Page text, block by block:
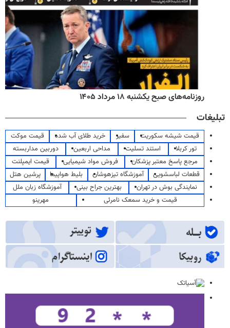
روزنامه‌های صبح یکشنبه ۱۸ مرداد ۱۴۰۵
تبلیغات
قیمت شیشه سکوریت سفیر خرید طلای آب شده
قیمت موکت
تور کربلا
استند تسلیت مداحی اربعین
دوربین مداربسته
مرجع پاسخ معتبر پزشکان
فروش مواد شیمیایی
قیمت ایمپلنت
قطعات لباسشویی
آموزشگاه تیزهوشان بلیط هواپیما
پرشین هتل
نمایندگی بوش در تهران
بهترین جراح بینی
آموزشگاه زبان ملل
قیمت و خرید سمعک نامرئی
مهرینو